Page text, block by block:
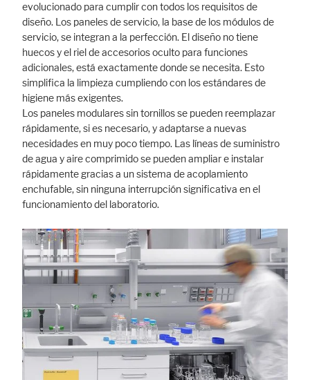
evolucionado para cumplir con todos los requisitos de
diseño. Los paneles de servicio, la base de los módulos de
servicio, se integran a la perfección. El diseño no tiene
huecos y el riel de accesorios oculto para funciones
adicionales, está exactamente donde se necesita. Esto
simplifica la limpieza cumpliendo con los estándares de
higiene más exigentes.
Los paneles modulares sin tornillos se pueden reemplazar
rápidamente, si es necesario, y adaptarse a nuevas
necesidades en muy poco tiempo. Las líneas de suministro
de agua y aire comprimido se pueden ampliar e instalar
rápidamente gracias a un sistema de acoplamiento
enchufable, sin ninguna interrupción significativa en el
funcionamiento del laboratorio.